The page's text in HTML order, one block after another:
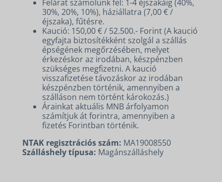
SZÁLLÁSOK
Felárat számolunk fel: 1-4 éjszakáig (40%,
30%, 20%, 10%), háziállatra (7,00 € /
éjszaka), fűtésre.
Kaució: 150,00 € / 52.500.- Forint (A kaució
egyfajta biztosítékként szolgál a szállás
épségének megőrzésében, melyet
érkezéskor az irodában, készpénzben
szükséges megfizetni. A kaució
visszafizetése távozáskor az irodában
készpénzben történik, amennyiben a
szálláson nem történt károkozás.)
Árainkat aktuális MNB árfolyamon
számítjuk át forintra, amennyiben a
fizetés Forintban történik.
NTAK regisztrációs szám: MA19008550
Szálláshely típusa: Magánszálláshely